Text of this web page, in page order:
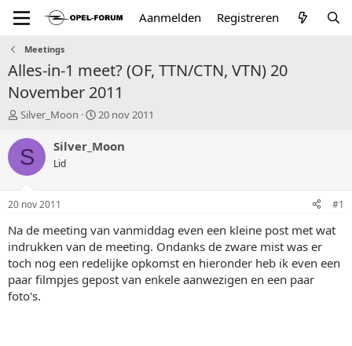
Aanmelden Registreren
Meetings
Alles-in-1 meet? (OF, TTN/CTN, VTN) 20
November 2011
T
p
i
a
r
t
e
r
Silver_Moon
S
a
u
20 nov 2011
S Silver_Moon
Lid
20 nov 2011 #1
Na de meeting van vanmiddag even een kleine post met wat
indrukken van de meeting. Ondanks de zware mist was er
toch nog een redelijke opkomst en hieronder heb ik even een
paar filmpjes gepost van enkele aanwezigen en een paar
foto's.